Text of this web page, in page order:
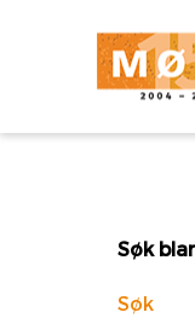
Søk
Søk